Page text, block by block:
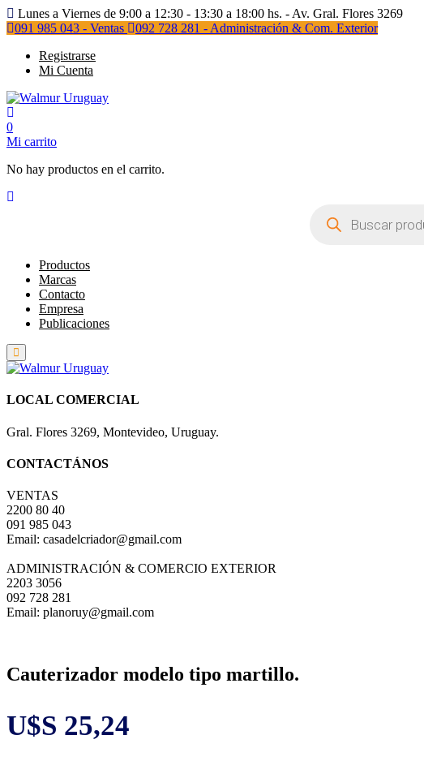
Lunes a Viernes de 9:00 a 12:30 - 13:30 a 18:00 hs. - Av. Gral. Flores 3269
091 985 043 - Ventas
092 728 281 - Administración & Com. Exterior
Registrarse
Mi Cuenta
0
Mi carrito
No hay productos en el carrito.
productos
Productos
Marcas
Contacto
Empresa
Publicaciones
LOCAL COMERCIAL
Gral. Flores 3269, Montevideo, Uruguay.
CONTACTÁNOS
VENTAS
2200 80 40
091 985 043
Email: casadelcriador@gmail.com
ADMINISTRACIÓN & COMERCIO EXTERIOR
2203 3056
092 728 281
Email: planoruy@gmail.com
Cauterizador modelo tipo martillo.
U$S 25,24